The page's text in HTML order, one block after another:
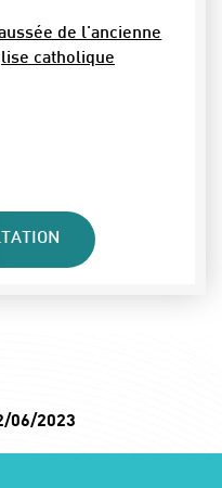
de l'ancienne
catholique
06/2023